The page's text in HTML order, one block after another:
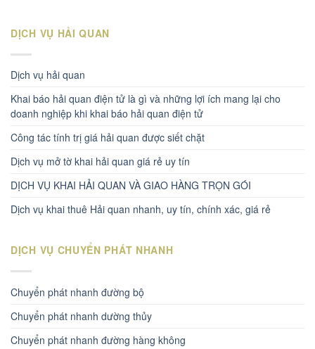
DỊCH VỤ HẢI QUAN
Dịch vụ hải quan
Khai báo hải quan điện tử là gì và những lợi ích mang lại cho
doanh nghiệp khi khai báo hải quan điện tử
Công tác tính trị giá hải quan được siết chặt
Dịch vụ mở tờ khai hải quan giá rẻ uy tín
DỊCH VỤ KHAI HẢI QUAN VÀ GIAO HÀNG TRỌN GÓI
Dịch vụ khai thuê Hải quan nhanh, uy tín, chính xác, giá rẻ
DỊCH VỤ CHUYỂN PHÁT NHANH
Chuyển phát nhanh đường bộ
Chuyển phát nhanh dường thủy
Chuyển phát nhanh đường hàng không